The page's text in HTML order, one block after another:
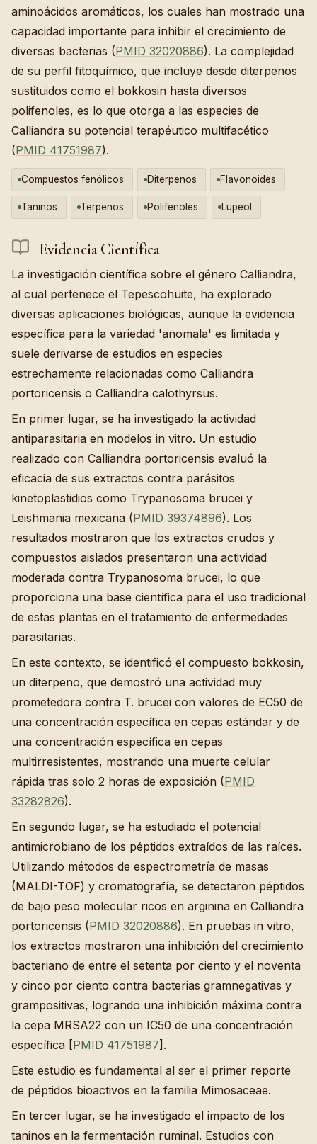
aminoácidos aromáticos, los cuales han mostrado una
capacidad importante para inhibir el crecimiento de
diversas bacterias (PMID 32020886). La complejidad
de su perfil fitoquímico, que incluye desde diterpenos
sustituidos como el bokkosin hasta diversos
polifenoles, es lo que otorga a las especies de
Calliandra su potencial terapéutico multifacético
(PMID 41751987).
Compuestos fenólicos Diterpenos Flavonoides
Taninos Terpenos Polifenoles Lupeol
Evidencia Científica
La investigación científica sobre el género Calliandra,
al cual pertenece el Tepescohuite, ha explorado
diversas aplicaciones biológicas, aunque la evidencia
específica para la variedad 'anomala' es limitada y
suele derivarse de estudios en especies
estrechamente relacionadas como Calliandra
portoricensis o Calliandra calothyrsus.
En primer lugar, se ha investigado la actividad
antiparasitaria en modelos in vitro. Un estudio
realizado con Calliandra portoricensis evaluó la
eficacia de sus extractos contra parásitos
kinetoplastidios como Trypanosoma brucei y
Leishmania mexicana (PMID 39374896). Los
resultados mostraron que los extractos crudos y
compuestos aislados presentaron una actividad
moderada contra Trypanosoma brucei, lo que
proporciona una base científica para el uso tradicional
de estas plantas en el tratamiento de enfermedades
parasitarias.
En este contexto, se identificó el compuesto bokkosin,
un diterpeno, que demostró una actividad muy
prometedora contra T. brucei con valores de EC50 de
una concentración específica en cepas estándar y de
una concentración específica en cepas
multirresistentes, mostrando una muerte celular
rápida tras solo 2 horas de exposición (PMID
33282826).
En segundo lugar, se ha estudiado el potencial
antimicrobiano de los péptidos extraídos de las raíces.
Utilizando métodos de espectrometría de masas
(MALDI-TOF) y cromatografía, se detectaron péptidos
de bajo peso molecular ricos en arginina en Calliandra
portoricensis (PMID 32020886). En pruebas in vitro,
los extractos mostraron una inhibición del crecimiento
bacteriano de entre el setenta por ciento y el noventa
y cinco por ciento contra bacterias gramnegativas y
grampositivas, logrando una inhibición máxima contra
la cepa MRSA22 con un IC50 de una concentración
específica [PMID 41751987].
Este estudio es fundamental al ser el primer reporte
de péptidos bioactivos en la familia Mimosaceae.
En tercer lugar, se ha investigado el impacto de los
taninos en la fermentación ruminal. Estudios con